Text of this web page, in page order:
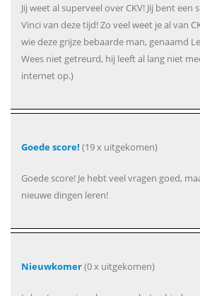
Jij weet al superveel over CKV! Jij bent
Vinci van deze tijd! Zo veel weet je al van
wie deze grijze bebaarde man, genaamd
Wees niet getreurd, hij leeft al lang niet
internet op.)
Goede score! (19 x uitgekomen)
Goede score! Je hebt veel vragen goed,
nieuwe dingen leren!
Nieuwkomer(0 x uitgekomen)